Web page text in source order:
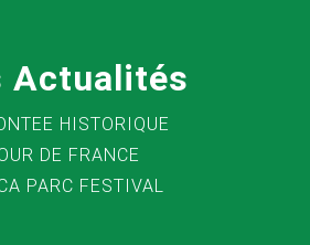
Actualités
HISTORIQUE
DE FRANCE
PARC FESTIVAL